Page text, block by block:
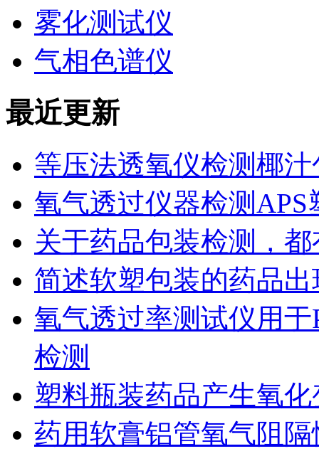
雾化测试仪
气相色谱仪
最近更新
等压法透氧仪检测椰
氧气透过仪器检测
关于药品包装检测，
简述软塑包装的药品
氧气透过率测试仪用
检测
塑料瓶装药品产生氧
药用软膏铝管氧气阻